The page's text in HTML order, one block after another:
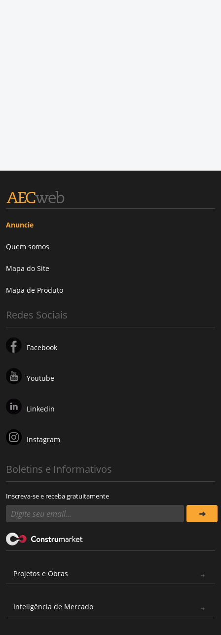
Anuncie
Quem somos
Mapa do Site
Mapa de Produto
Redes Sociais
Facebook
Youtube
Linkedin
Instagram
Boletins e Informativos
Inscreva-se e receba gratuitamente
Projetos e Obras
Inteligência de Mercado